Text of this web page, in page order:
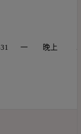
一 晚上